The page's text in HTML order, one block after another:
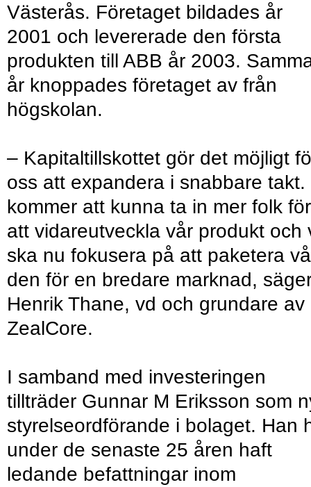
Västerås. Företaget bildades år
2001 och levererade den första
produkten till ABB år 2003.
år knoppades företaget av från
högskolan.
– Kapitaltillskottet gör det möjligt
oss att expandera i snabbare takt.
kommer att kunna ta in mer folk för
att vidareutveckla vår produkt och
ska nu fokusera på att paketera
den för en bredare marknad,
Henrik Thane, vd och grundare av
ZealCore.
I samband med investeringen
tillträder Gunnar M Eriksson som
styrelseordförande i bolaget. Han
under de senaste 25 åren haft
ledande befattningar inom